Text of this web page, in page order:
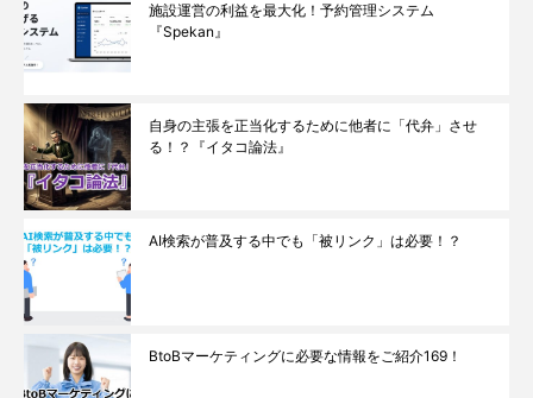
施設運営の利益を最大化！予約管理システム
『Spekan』
自身の主張を正当化するために他者に「代弁」させ
る！？『イタコ論法』
AI検索が普及する中でも「被リンク」は必要！？
BtoBマーケティングに必要な情報をご紹介169！